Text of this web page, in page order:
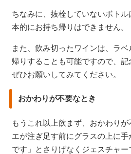
ちなみに、抜栓していないボト
本的にお持ち帰りはできません。
また、飲み切ったワインは、ラ
帰りすることも可能ですので、記
ぜひお願いしてみてください。
おかわりが不要なとき
もうこれ以上飲まず、おかわり
エが注ぎ足す前にグラスの上に
です」とさりげなくジェスチャ